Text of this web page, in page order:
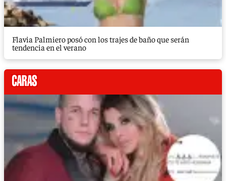
Flavia Palmiero posó con los trajes de baño que serán
tendencia en el verano